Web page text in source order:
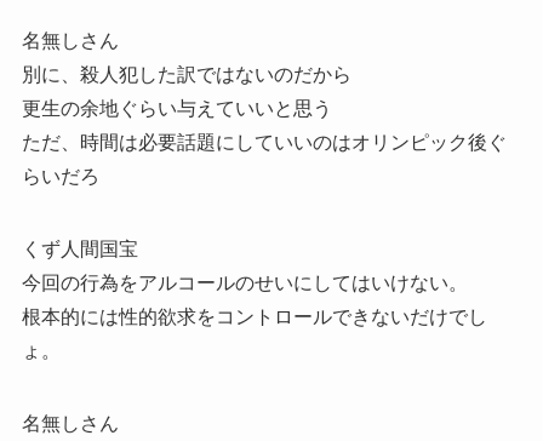
名無しさん
別に、殺人犯した訳ではないのだから
更生の余地ぐらい与えていいと思う
ただ、時間は必要話題にしていいのはオリンピック後ぐ
らいだろ
くず人間国宝
今回の行為をアルコールのせいにしてはいけない。
根本的には性的欲求をコントロールできないだけでし
ょ。
名無しさん